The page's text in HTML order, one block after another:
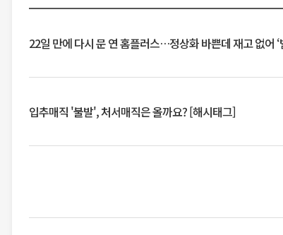
22일 만에 다시 문 연 홈플러스…정상화 바쁜데 재고 없어
입추매직 '불발', 처서매직은 올까요? [해시태그]